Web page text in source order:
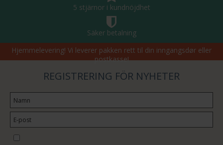
5 stjärnor i kundnöjdhet
Säker betalning
Hjemmelevering! Vi leverer pakken rett til din inngangsdør eller
postkasse!
REGISTRERING FÖR NYHETER